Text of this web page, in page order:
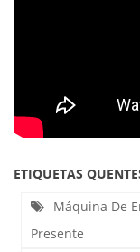
ETIQUETAS
Máquina De
Presente